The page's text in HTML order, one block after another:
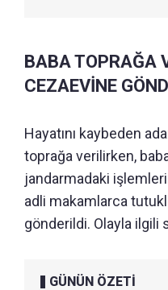
BABA TOPRAĞA
CEZAEVİNE
Hayatını kaybeden
toprağa verilirken,
jandarmadaki
adli makamlarca
gönderildi. Olayla ilgili
GÜNÜN ÖZETİ